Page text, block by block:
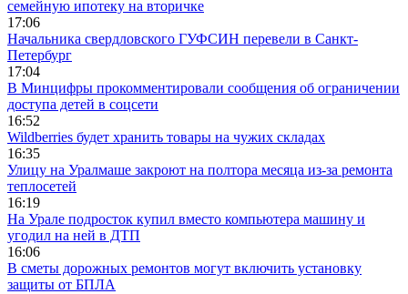
семейную ипотеку на вторичке
17:06
Начальника свердловского ГУФСИН перевели в Санкт-
Петербург
17:04
В Минцифры прокомментировали сообщения об ограничении
доступа детей в соцсети
16:52
Wildberries будет хранить товары на чужих складах
16:35
Улицу на Уралмаше закроют на полтора месяца из-за ремонта
теплосетей
16:19
На Урале подросток купил вместо компьютера машину и
угодил на ней в ДТП
16:06
В сметы дорожных ремонтов могут включить установку
защиты от БПЛА